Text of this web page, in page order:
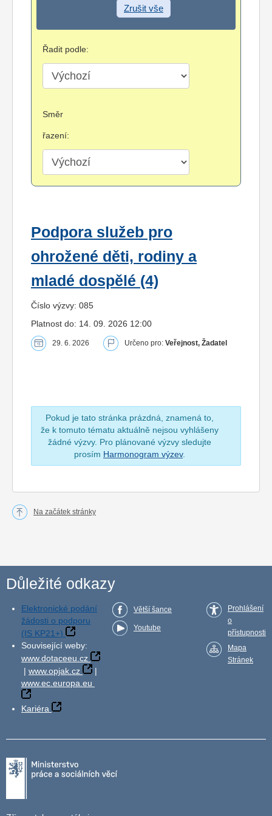
Zrušit vše
Řadit podle:
Směr
řazení:
Podpora služeb pro
ohrožené děti, rodiny a
mladé dospělé (4)
Číslo výzvy: 085
Platnost do: 14. 09. 2026 12:00
29. 6. 2026 Určeno pro: Veřejnost, Žadatel
Pokud je tato stránka prázdná, znamená to,
že k tomuto tématu aktuálně nejsou vyhlášeny
žádné výzvy. Pro plánované výzvy sledujte
prosím Harmonogram výzev.
Na začátek stránky
Důležité odkazy
Elektronické podání
žádosti o podporu
(IS KP21+)
Související weby:
www.dotaceeu.cz
| www.opjak.cz
|
www.ec.europa.eu
Kariéra
Větší šance
Youtube
Prohlášení
o
přístupnosti
Mapa
Stránek